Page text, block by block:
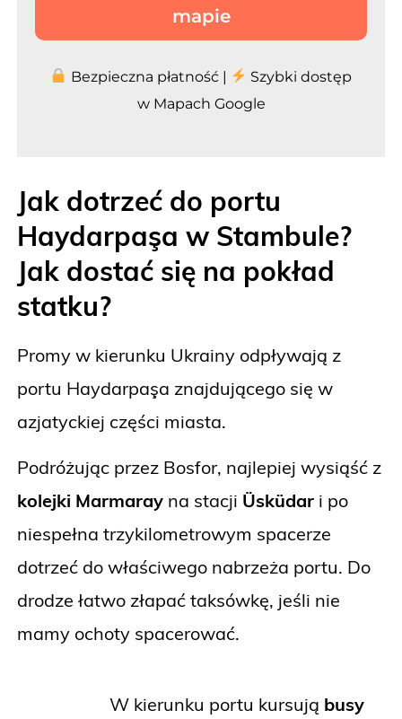
mapie
Bezpieczna płatność |
Szybki dostęp
w Mapach Google
Jak dotrzeć do portu
Haydarpaşa w Stambule?
Jak dostać się na pokład
statku?
Promy w kierunku Ukrainy odpływają z
portu Haydarpaşa znajdującego się w
azjatyckiej części miasta.
Podróżując przez Bosfor, najlepiej wysiąść z
kolejki Marmaray na stacji Üsküdar i po
niespełna trzykilometrowym spacerze
dotrzeć do właściwego nabrzeża portu. Do
drodze łatwo złapać taksówkę, jeśli nie
mamy ochoty spacerować.
W kierunku portu kursują busy